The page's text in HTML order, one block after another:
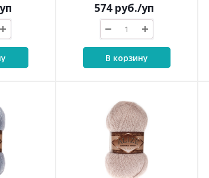
574руб./уп
В корзину